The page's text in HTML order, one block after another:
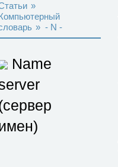
»
» - N -
Name